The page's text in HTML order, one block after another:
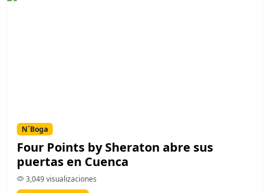
N´Boga
Four Points by Sheraton abre sus
puertas en Cuenca
3,049 visualizaciones